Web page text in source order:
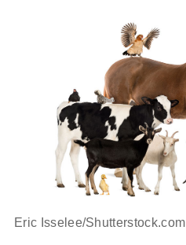
Eric Isselee/Shutterstock.com